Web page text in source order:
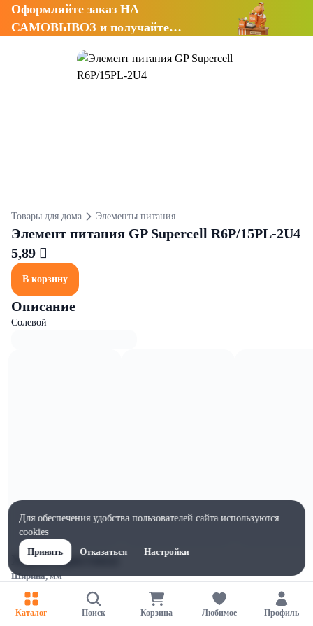
Оформляйте заказ НА
САМОВЫВОЗ и получайте
Товары для дома Элементы питания
Элемент питания GP Supercell R6P/15PL-2U4
5,89 
В корзину
Описание
Солевой
Характеристики
Ширина, мм
Высота, мм
Каталог Поиск Корзина Любимое Профиль
Для обеспечения удобства пользователей сайта используются
cookies
Принять
Отказаться Настройки